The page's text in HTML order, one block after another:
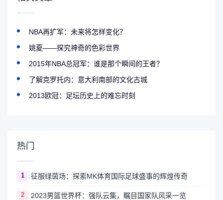
NBA再扩军：未来将怎样变化？
姚夏——探究神奇的色彩世界
2015年NBA总冠军：谁是那个瞬间的王者？
了解克罗托内：意大利南部的文化古城
2013欧冠：足坛历史上的难忘时刻
热门
1 征服绿茵场：探索MK体育国际足球盛事的辉煌传奇
2 2023男篮世界杯：强队云集，瞩目国家队风采一览